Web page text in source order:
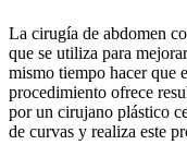
La cirugía de abdomen
que se utiliza para
mismo tiempo hacer que
procedimiento ofrece
por un cirujano plástico
de curvas y realiza este